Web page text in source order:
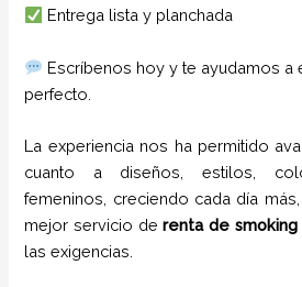
Entrega lista y planchada
Escríbenos hoy y te ayudamos a
perfecto.
La experiencia nos ha permitido
cuanto a diseños, estilos,
femeninos, creciendo cada día
mejor servicio derenta de
las exigencias.